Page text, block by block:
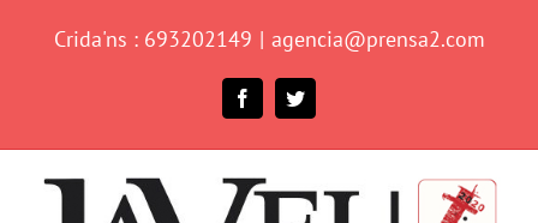
Crida'ns : 693202149 | agencia@prensa2.com
FacebookTwitter